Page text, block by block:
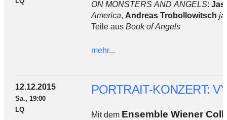
ON MONSTERS AND ANGELS:
America, Andreas Trobollowitsch
Teile aus Book of Angels
mehr...
12.12.2015
Sa., 19:00
LQ
PORTRAIT-KONZERT:
Mit dem Ensemble Wiener